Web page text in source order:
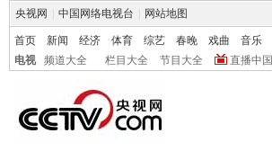
央视网 中国网络电视台 网站地图
首页 新闻 经济 体育 综艺 春晚 戏曲 音乐
电视
频道大全 栏目大全 节目大全 直播中国